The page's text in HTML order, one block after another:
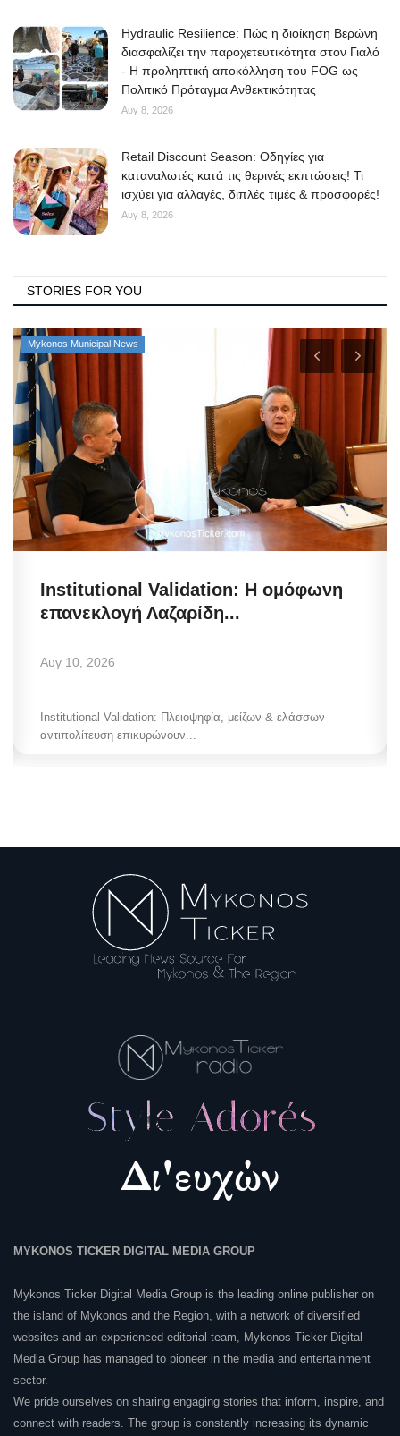
Hydraulic Resilience: Πώς η διοίκηση Βερώνη
διασφαλίζει την παροχετευτικότητα στον Γιαλό
- Η προληπτική αποκόλληση του FOG ως
Πολιτικό Πρόταγμα Ανθεκτικότητας
Αυγ 8, 2026
Retail Discount Season: Οδηγίες για
καταναλωτές κατά τις θερινές εκπτώσεις! Τι
ισχύει για αλλαγές, διπλές τιμές & προσφορές!
Αυγ 8, 2026
STORIES FOR YOU
Mykonos Municipal News
Institutional Validation: Η ομόφωνη
επανεκλογή Λαζαρίδη...
Αυγ 10, 2026
Institutional Validation: Πλειοψηφία, μείζων & ελάσσων
αντιπολίτευση επικυρώνουν...
MYKONOS TICKER DIGITAL MEDIA GROUP
Mykonos Ticker Digital Media Group is the leading online publisher on
the island of Mykonos and the Region, with a network of diversified
websites and an experienced editorial team, Mykonos Ticker Digital
Media Group has managed to pioneer in the media and entertainment
sector.
We pride ourselves on sharing engaging stories that inform, inspire, and
connect with readers. The group is constantly increasing its dynamic